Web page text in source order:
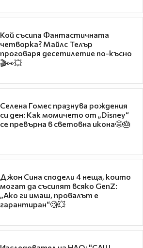
Кой съсипа Фантастичната
четворка? Майлс Телър
проговаря десетилетие по-късно
🎬👀💥
Селена Гомес празнува рождения
си ден: Как момичето от „Disney“
се превърна в световна икона🤩🎂
Джон Сина сподели 4 неща, които
могат да съсипят всяко GenZ:
„Ако ги имаш, провалът е
гарантиран“🧐💥